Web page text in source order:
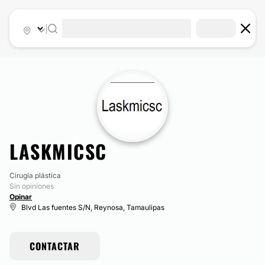
LASKMICSC
Cirugía plástica
Sin opiniones
Opinar
Blvd Las fuentes S/N, Reynosa, Tamaulipas
CONTACTAR